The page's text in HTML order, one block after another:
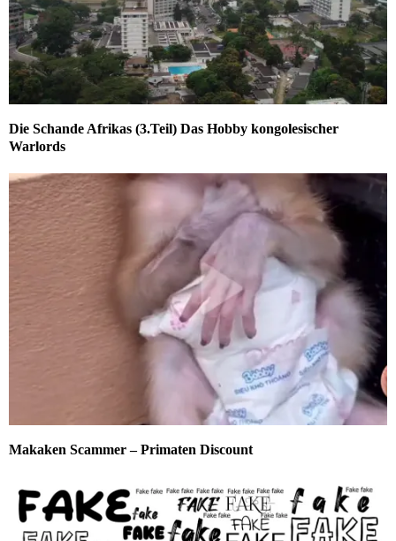
Die Schande Afrikas (3.Teil) Das Hobby kongolesischer
Warlords
Makaken Scammer – Primaten Discount